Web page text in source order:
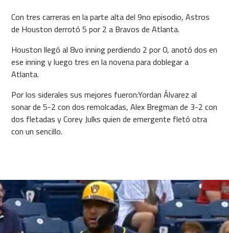
Con tres carreras en la parte alta del 9no episodio, Astros
de Houston derrotó 5 por 2 a Bravos de Atlanta.
Houston llegó al 8vo inning perdiendo 2 por 0, anotó dos en
ese inning y luego tres en la novena para doblegar a
Atlanta.
Por los siderales sus mejores fueron:Yordan Álvarez al
sonar de 5-2 con dos remolcadas, Alex Bregman de 3-2 con
dos fletadas y Corey Julks quien de emergente fletó otra
con un sencillo.